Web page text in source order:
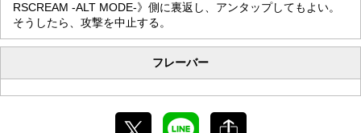
RSCREAM -ALT MODE-》側に裏返し、アンタップしてもよい。
そうしたら、攻撃を中止する。
フレーバー